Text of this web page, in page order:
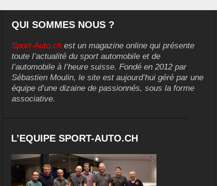
QUI SOMMES NOUS ?
Sport-Auto.ch est un magazine online qui présente
toute l’actualité du sport automobile et de
l’automobile à l’heure suisse. Fondé en 2012 par
Sébastien Moulin, le site est aujourd’hui géré par une
équipe d’une dizaine de passionnés, sous la forme
associative.
L’EQUIPE SPORT-AUTO.CH